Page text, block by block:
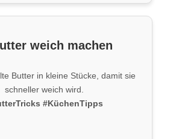
weich machen
Butter in kleine Stücke, damit sie
schneller weich wird.
#KüchenTipps